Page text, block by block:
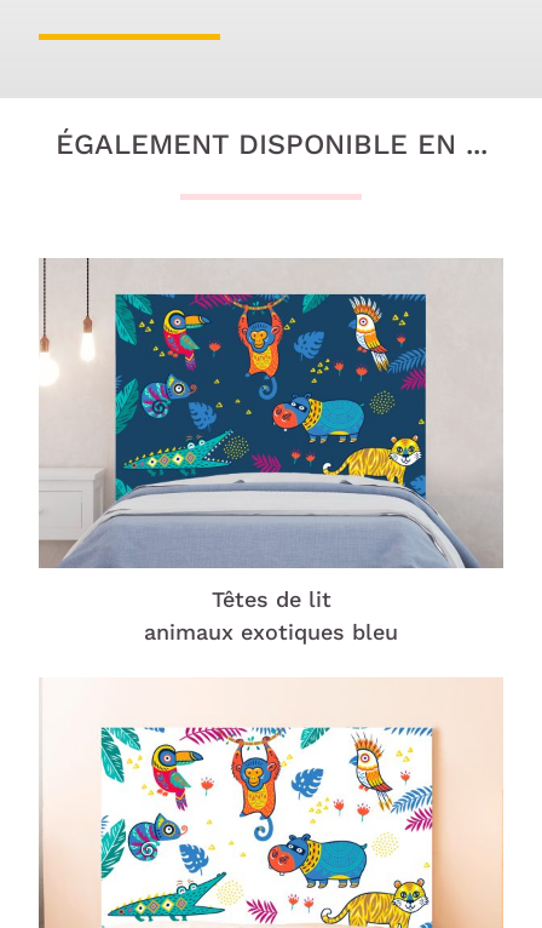
ÉGALEMENT DISPONIBLE EN ...
Têtes de lit
animaux exotiques bleu